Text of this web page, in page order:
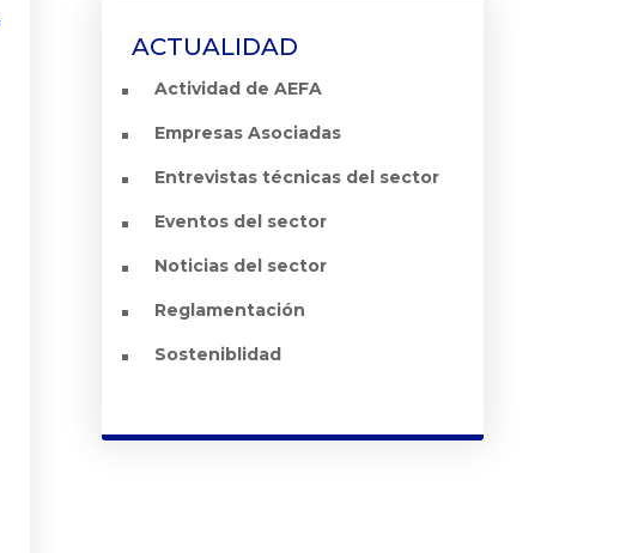
ACTUALIDAD
Actividad de AEFA
Empresas Asociadas
Entrevistas técnicas del sector
Eventos del sector
Noticias del sector
Reglamentación
Sosteniblidad